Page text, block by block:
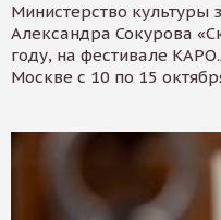
Министерство культуры
Александра Сокурова
году, на фестивале
Москве с 10 по 15